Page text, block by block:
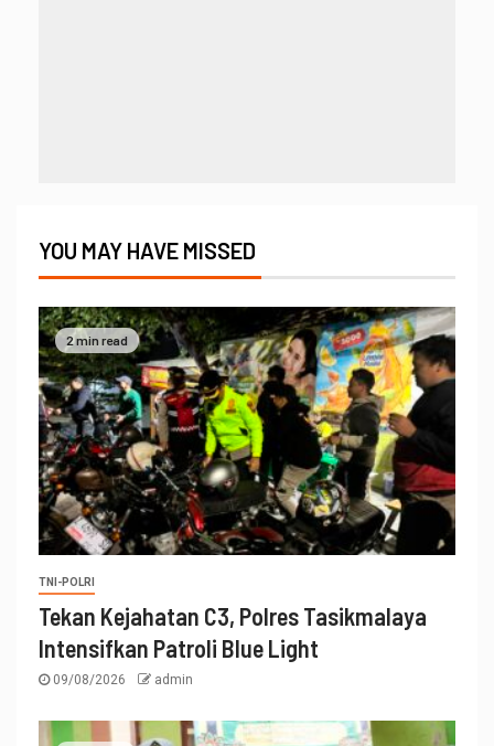
YOU MAY HAVE MISSED
2 min read
TNI-POLRI
Tekan Kejahatan C3, Polres Tasikmalaya
Intensifkan Patroli Blue Light
09/08/2026 admin